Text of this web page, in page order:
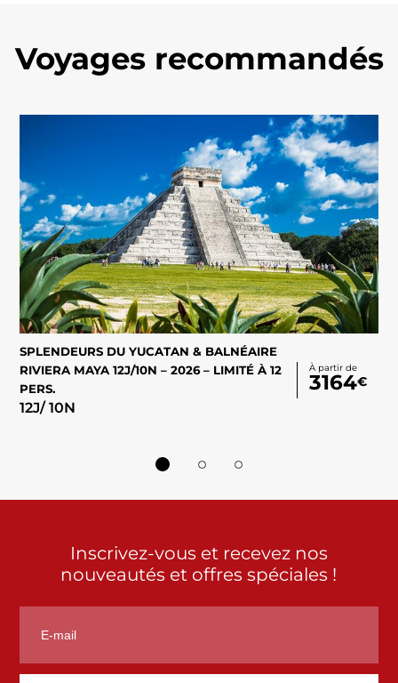
Voyages recommandés
SPLENDEURS DU YUCATAN & BALNÉAIRE
RIVIERA MAYA 12J/10N – 2026 – LIMITÉ À 12
PERS.
12J/10N
À partir de
3164€
Inscrivez-vous et recevez nos
nouveautés et offres spéciales !